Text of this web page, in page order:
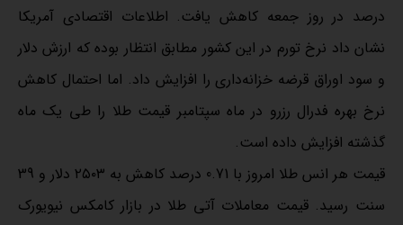
درصد در روز جمعه کاهش یافت. اطلاعات اقتصادی آمریکا
نشان داد نرخ تورم در این کشور مطابق انتظار بوده که ارزش دلار
و سود اوراق قرضه خزانه‌داری را افزایش داد. اما احتمال کاهش
نرخ بهره فدرال رزرو در ماه سپتامبر قیمت طلا را طی یک ماه
گذشته افزایش داده است.
قیمت هر انس طلا امروز با 0.71 درصد کاهش به ۲۵۰۳ دلار و 39
سنت رسید. قیمت معاملات آتی طلا در بازار کامکس نیویورک